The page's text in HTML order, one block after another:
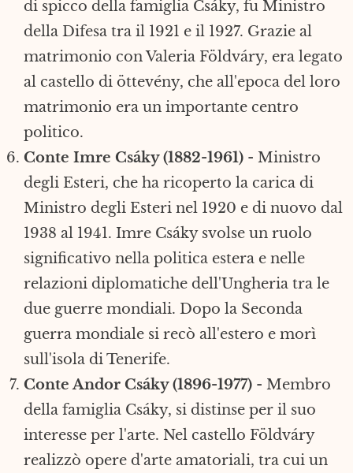
di spicco della famiglia Csáky, fu Ministro
della Difesa tra il 1921 e il 1927. Grazie al
matrimonio con Valeria Földváry, era legato
al castello di öttevény, che all'epoca del loro
matrimonio era un importante centro
politico.
Conte Imre Csáky (1882-1961) - Ministro
degli Esteri, che ha ricoperto la carica di
Ministro degli Esteri nel 1920 e di nuovo dal
1938 al 1941. Imre Csáky svolse un ruolo
significativo nella politica estera e nelle
relazioni diplomatiche dell'Ungheria tra le
due guerre mondiali. Dopo la Seconda
guerra mondiale si recò all'estero e morì
sull'isola di Tenerife.
Conte Andor Csáky (1896-1977) - Membro
della famiglia Csáky, si distinse per il suo
interesse per l'arte. Nel castello Földváry
realizzò opere d'arte amatoriali, tra cui un